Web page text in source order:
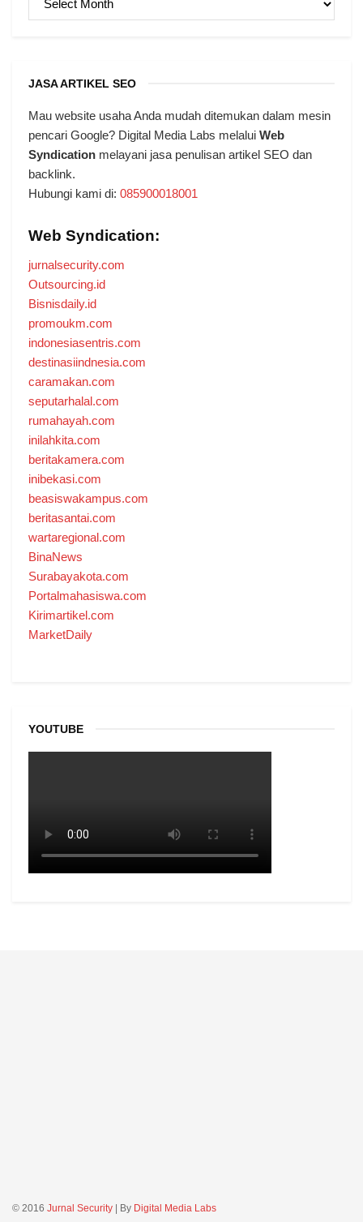
JASA ARTIKEL SEO
Mau website usaha Anda mudah ditemukan dalam mesin
pencari Google? Digital Media Labs melalui Web
Syndication melayani jasa penulisan artikel SEO dan
backlink.
Hubungi kami di: 085900018001
Web Syndication:
jurnalsecurity.com
Outsourcing.id
Bisnisdaily.id
promoukm.com
indonesiasentris.com
destinasiindnesia.com
caramakan.com
seputarhalal.com
rumahayah.com
inilahkita.com
beritakamera.com
inibekasi.com
beasiswakampus.com
beritasantai.com
wartaregional.com
BinaNews
Surabayakota.com
Portalmahasiswa.com
Kirimartikel.com
MarketDaily
YOUTUBE
© 2016 Jurnal Security | By Digital Media Labs